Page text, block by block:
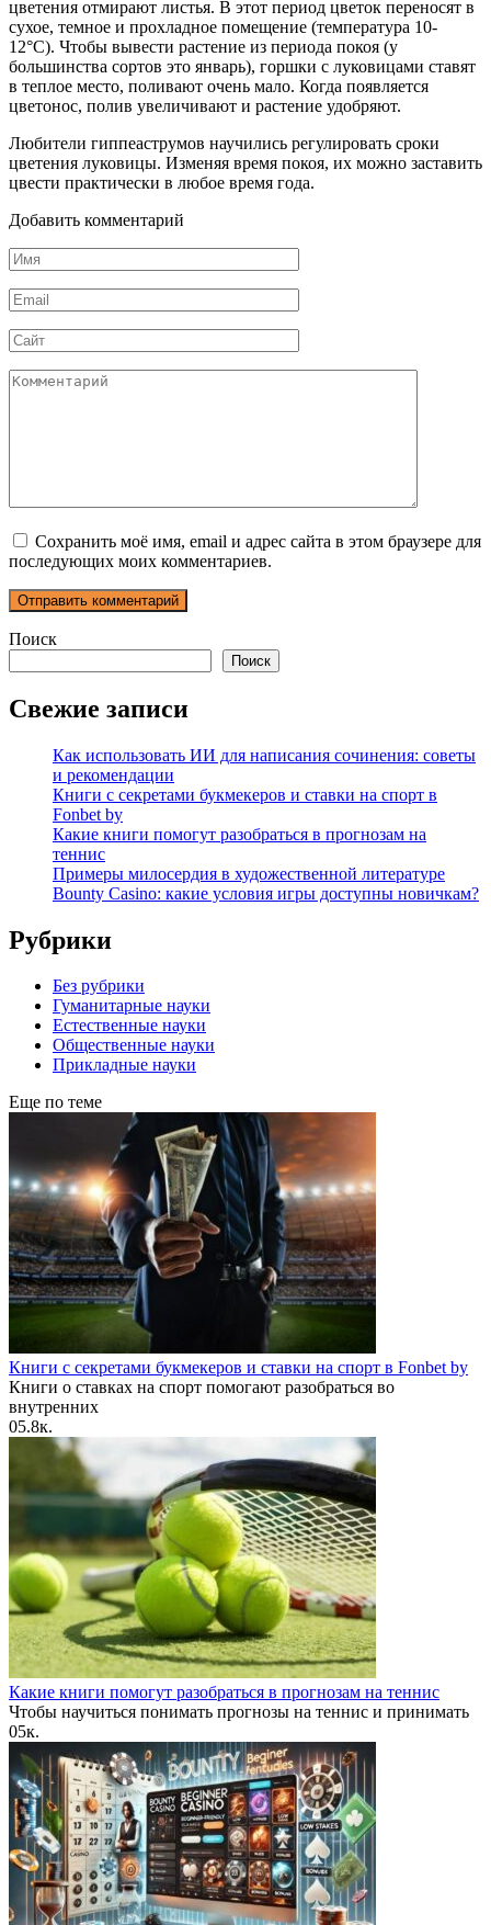
цветения отмирают листья. В этот период цветок переносят в
сухое, темное и прохладное помещение (температура 10-
12°С). Чтобы вывести растение из периода покоя (у
большинства сортов это январь), горшки с луковицами ставят
в теплое место, поливают очень мало. Когда появляется
цветонос, полив увеличивают и растение удобряют.
Любители гиппеаструмов научились регулировать сроки
цветения луковицы. Изменяя время покоя, их можно заставить
цвести практически в любое время года.
Добавить комментарий
Имя
*
Email
*
Сайт
Комментарий
Сохранить моё имя, email и адрес сайта в этом браузере для
последующих моих комментариев.
Поиск
Поиск
Свежие записи
Как использовать ИИ для написания сочинения: советы
и рекомендации
Книги с секретами букмекеров и ставки на спорт в
Fonbet by
Какие книги помогут разобраться в прогнозам на
теннис
Примеры милосердия в художественной литературе
Bounty Casino: какие условия игры доступны новичкам?
Рубрики
Без рубрики
Гуманитарные науки
Естественные науки
Общественные науки
Прикладные науки
Еще по теме
Книги с секретами букмекеров и ставки на спорт в Fonbet by
Книги о ставках на спорт помогают разобраться во
внутренних
05.8к.
Какие книги помогут разобраться в прогнозам на теннис
Чтобы научиться понимать прогнозы на теннис и принимать
05к.